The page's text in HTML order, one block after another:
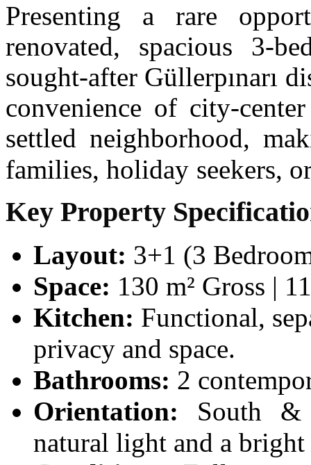
Presenting a rare
renovated, spacious 3-
sought-after Güllerpınarı
convenience of city-
settled neighborhood,
families, holiday seekers,
Key Property
Layout: 3+1 (3
Space: 130 m² Gross |
Kitchen: Functional,
privacy and space.
Bathrooms: 2
Orientation: South &
natural light and a bright